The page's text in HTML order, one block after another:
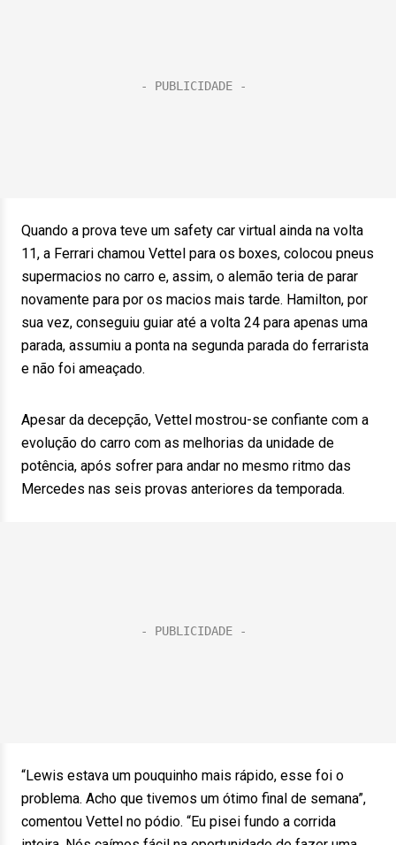
Quando a prova teve um safety car virtual ainda na volta
11, a Ferrari chamou Vettel para os boxes, colocou pneus
supermacios no carro e, assim, o alemão teria de parar
novamente para por os macios mais tarde. Hamilton, por
sua vez, conseguiu guiar até a volta 24 para apenas uma
parada, assumiu a ponta na segunda parada do ferrarista
e não foi ameaçado.
Apesar da decepção, Vettel mostrou-se confiante com a
evolução do carro com as melhorias da unidade de
potência, após sofrer para andar no mesmo ritmo das
Mercedes nas seis provas anteriores da temporada.
“Lewis estava um pouquinho mais rápido, esse foi o
problema. Acho que tivemos um ótimo final de semana”,
comentou Vettel no pódio. “Eu pisei fundo a corrida